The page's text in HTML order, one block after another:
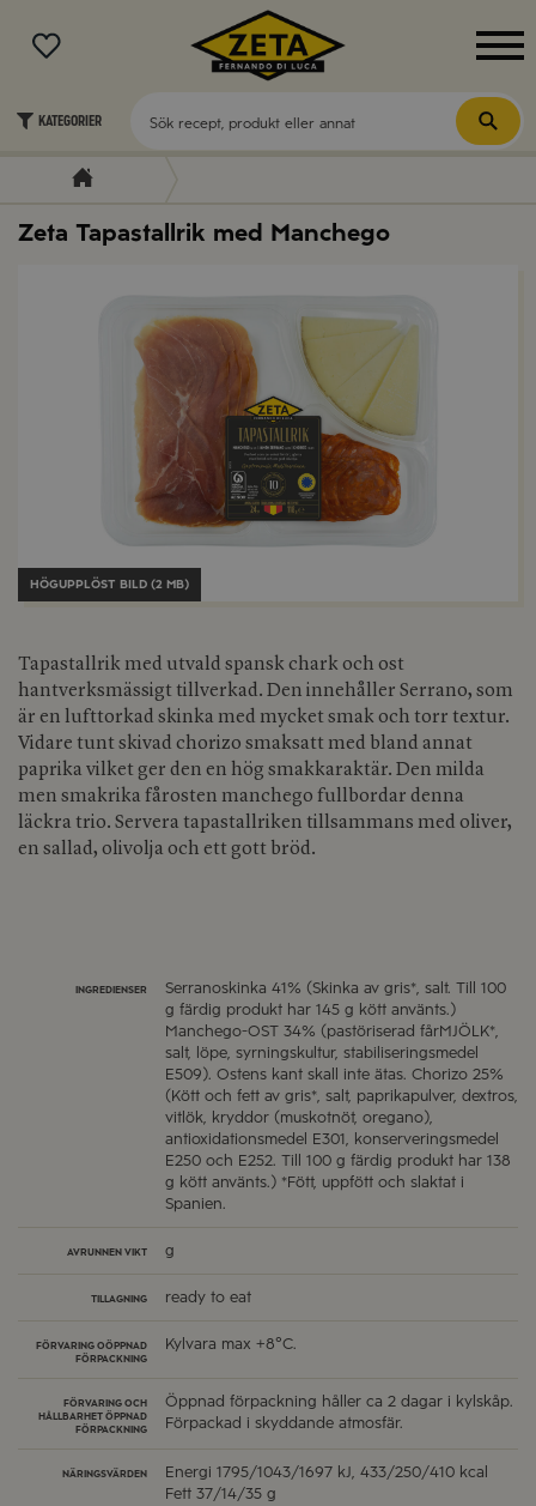
MENY
Kategorier
Zeta Tapastallrik med Manchego
HÖGUPPLÖST BILD (2 MB)
Tapastallrik med utvald spansk chark och ost
hantverksmässigt tillverkad. Den innehåller Serrano, som
är en lufttorkad skinka med mycket smak och torr textur.
Vidare tunt skivad chorizo smaksatt med bland annat
paprika vilket ger den en hög smakkaraktär. Den milda
men smakrika fårosten manchego fullbordar denna
läckra trio. Servera tapastallriken tillsammans med oliver,
en sallad, olivolja och ett gott bröd.
INGREDIENSER
Serranoskinka 41% (Skinka av gris*, salt. Till 100
g färdig produkt har 145 g kött använts.)
Manchego-OST 34% (pastöriserad fårMJÖLK*,
salt, löpe, syrningskultur, stabiliseringsmedel
E509). Ostens kant skall inte ätas. Chorizo 25%
(Kött och fett av gris*, salt, paprikapulver, dextros,
vitlök, kryddor (muskotnöt, oregano),
antioxidationsmedel E301, konserveringsmedel
E250 och E252. Till 100 g färdig produkt har 138
g kött använts.) *Fött, uppfött och slaktat i
Spanien.
AVRUNNEN VIKT g
TILLAGNING ready to eat
FÖRVARING OÖPPNAD
FÖRPACKNING
Kylvara max +8°C.
FÖRVARING OCH
HÅLLBARHET ÖPPNAD
FÖRPACKNING
Öppnad förpackning håller ca 2 dagar i kylskåp.
Förpackad i skyddande atmosfär.
NÄRINGSVÄRDEN Energi 1795/1043/1697 kJ, 433/250/410 kcal
Fett 37/14/35 g